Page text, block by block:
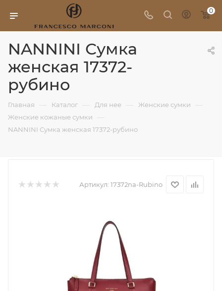
0
NANNINI Сумка
женская 17372-
рубино
Главная — Каталог — Для нее — Женские сумки —
Женские кожаные сумки —
NANNINI Сумка женская 17372-рубино
Артикул: 17372na-Rubino